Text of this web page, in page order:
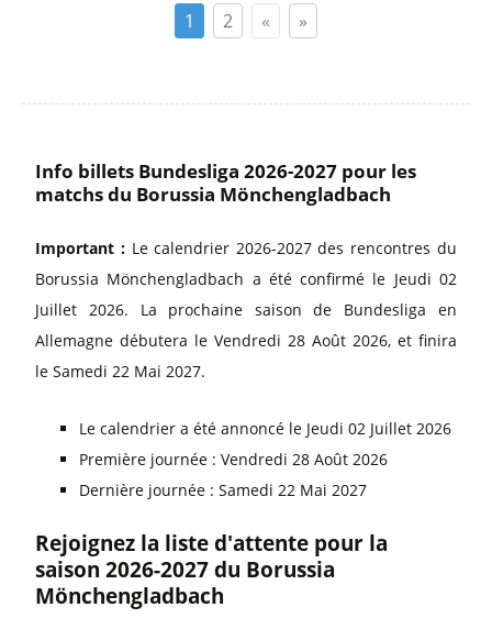
1 2 « »
Info billets Bundesliga 2026-2027 pour les
matchs du Borussia Mönchengladbach
Important :Le calendrier 2026-2027 des rencontres du
Borussia Mönchengladbach a été confirmé le Jeudi 02
Juillet 2026. La prochaine saison de Bundesliga en
Allemagne débutera le Vendredi 28 Août 2026, et finira
le Samedi 22 Mai 2027.
Le calendrier a été annoncé le Jeudi 02 Juillet 2026
Première journée : Vendredi 28 Août 2026
Dernière journée : Samedi 22 Mai 2027
Rejoignez la liste d'attente pour la
saison 2026-2027 du Borussia
Mönchengladbach